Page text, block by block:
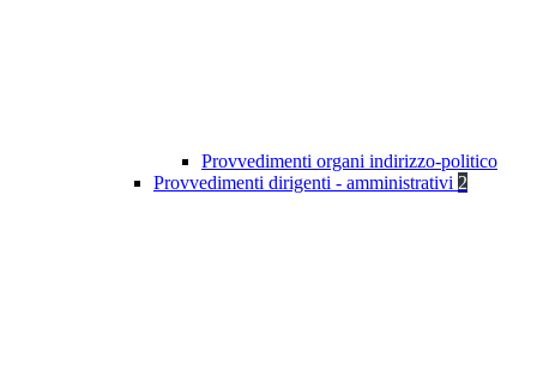
Provvedimenti organi indirizzo-politico
Provvedimenti dirigenti - amministrativi 2